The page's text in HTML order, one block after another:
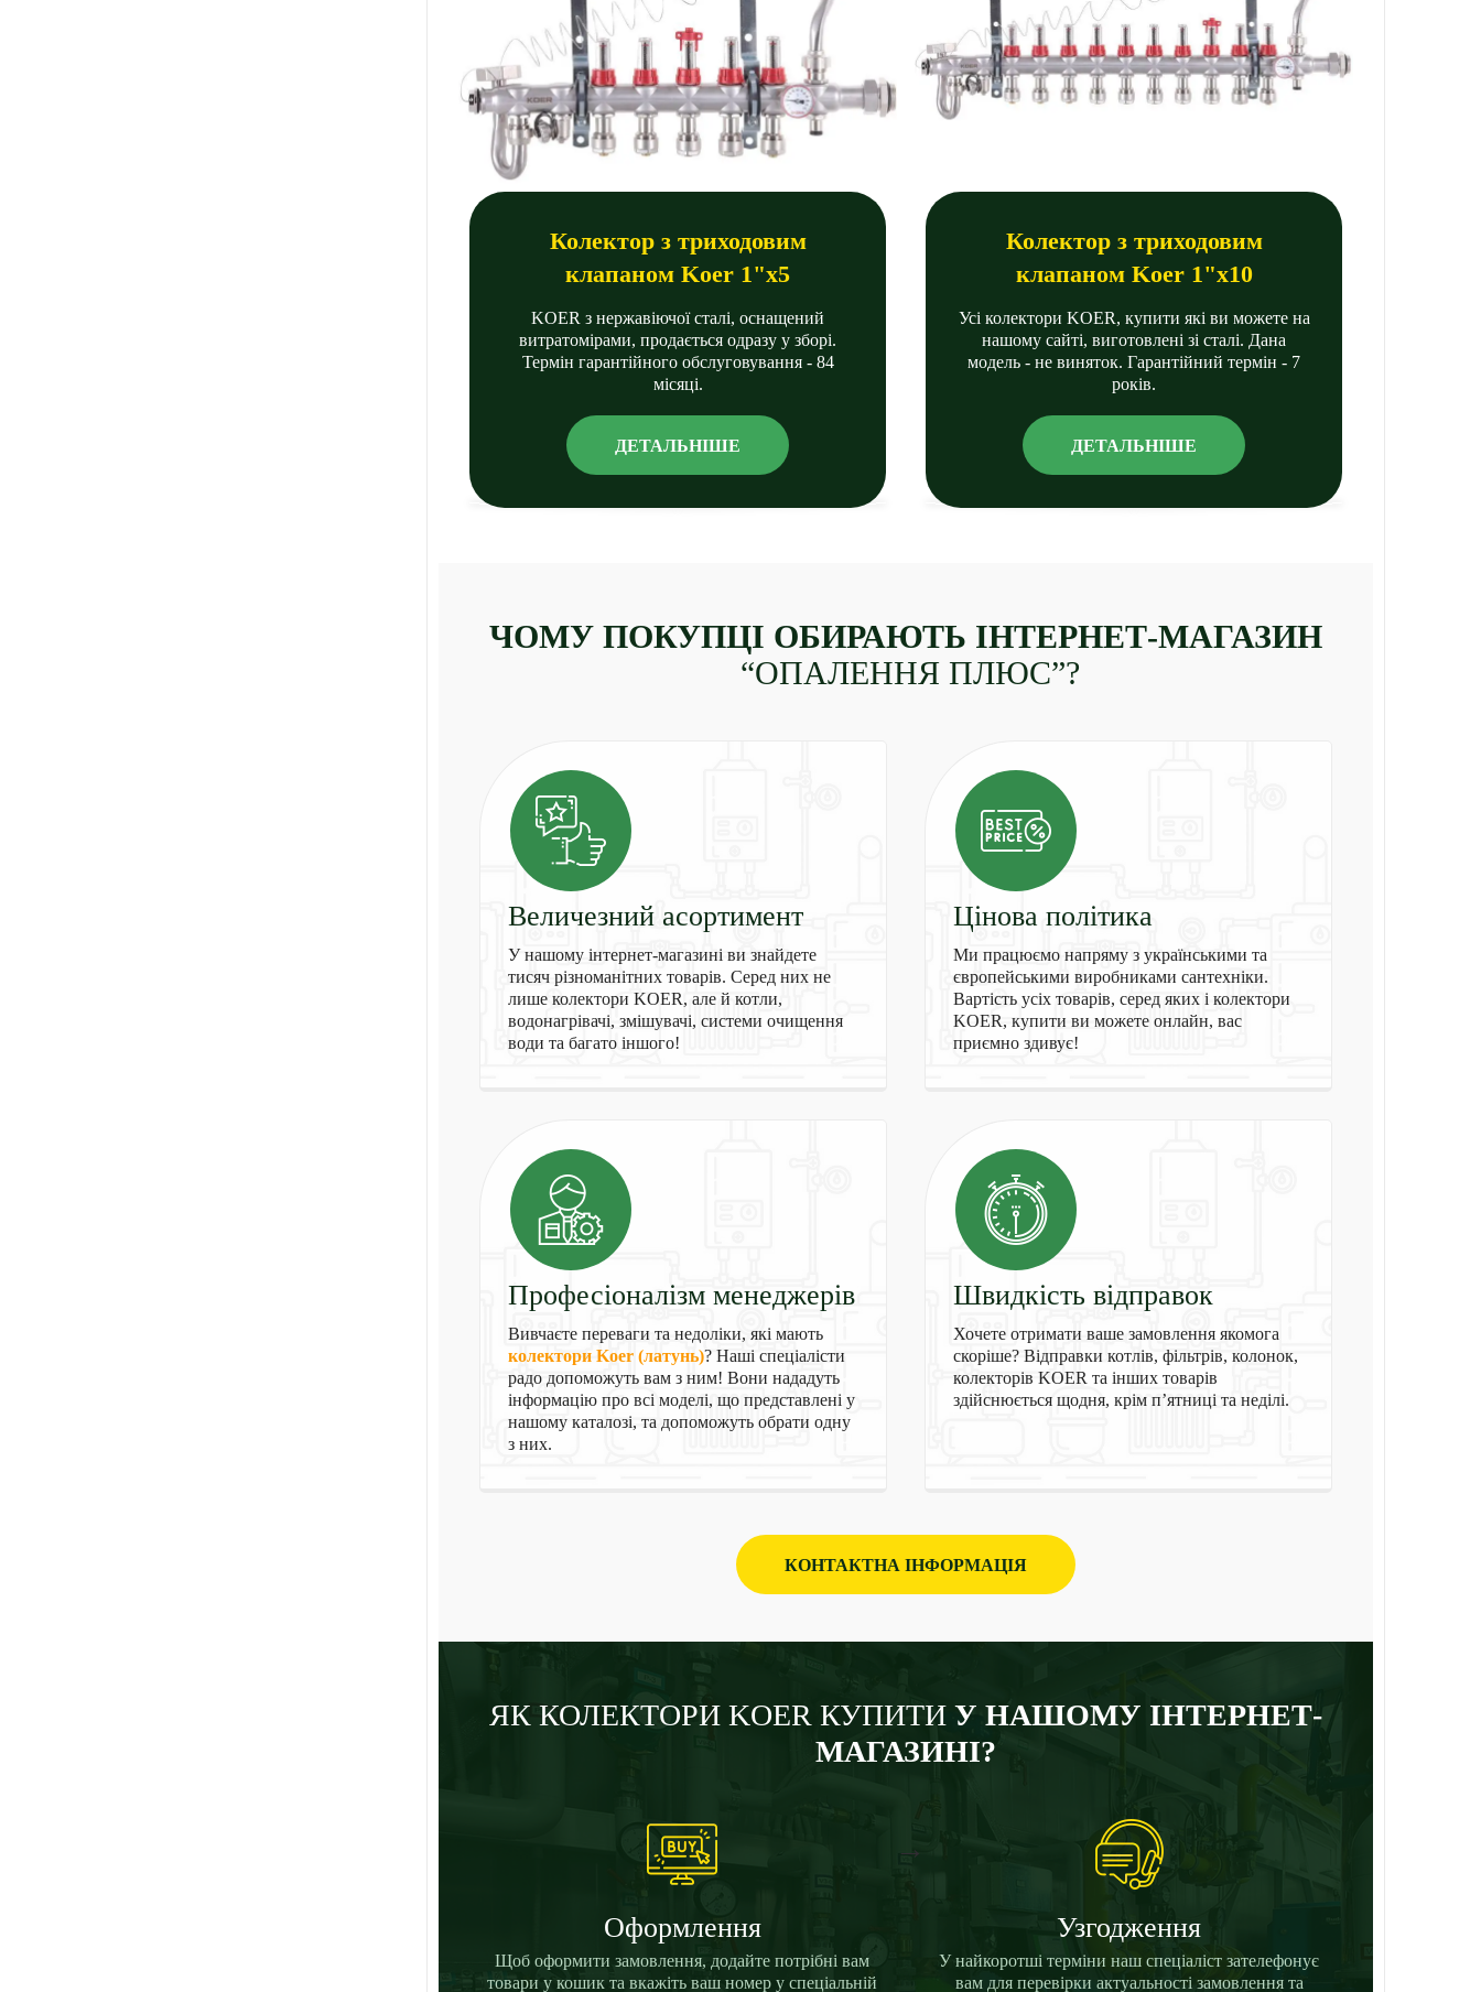
Колектор з триходовим
клапаном Koer 1"х5
KOER з нержавіючої сталі, оснащений
витратомірами, продається одразу у зборі.
Термін гарантійного обслуговування - 84
місяці.
ДЕТАЛЬНІШЕ
Колектор з триходовим
клапаном Koer 1"х10
Усі колектори KOER, купити які ви можете на
нашому сайті, виготовлені зі сталі. Дана
модель - не виняток. Гарантійний термін - 7
років.
ДЕТАЛЬНІШЕ
ЧОМУ ПОКУПЦІ ОБИРАЮТЬ ІНТЕРНЕТ-МАГАЗИН
“ОПАЛЕННЯ ПЛЮС”?
Величезний асортимент
У нашому інтернет-магазині ви знайдете
тисяч різноманітних товарів. Серед них не
лише колектори KOER, але й котли,
водонагрівачі, змішувачі, системи очищення
води та багато іншого!
Цінова політика
Ми працюємо напряму з українськими та
європейськими виробниками сантехніки.
Вартість усіх товарів, серед яких і колектори
KOER, купити ви можете онлайн, вас
приємно здивує!
Професіоналізм менеджерів
Вивчаєте переваги та недоліки, які мають
колектори Koer (латунь)? Наші спеціалісти
радо допоможуть вам з ним! Вони нададуть
інформацію про всі моделі, що представлені у
нашому каталозі, та допоможуть обрати одну
з них.
Швидкість відправок
Хочете отримати ваше замовлення якомога
скоріше? Відправки котлів, фільтрів, колонок,
колекторів KOER та інших товарів
здійснюється щодня, крім п’ятниці та неділі.
КОНТАКТНА ІНФОРМАЦІЯ
ЯК КОЛЕКТОРИ KOER КУПИТИ У НАШОМУ ІНТЕРНЕТ-
МАГАЗИНІ?
Оформлення
Щоб оформити замовлення, додайте потрібні вам
товари у кошик та вкажіть ваш номер у спеціальній
→
Узгодження
У найкоротші терміни наш спеціаліст зателефонує
вам для перевірки актуальності замовлення та